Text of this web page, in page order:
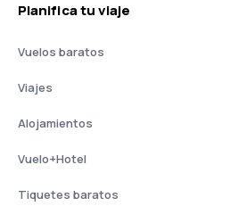
Planifica tu viaje
Vuelos baratos
Viajes
Alojamientos
Vuelo+Hotel
Tiquetes baratos